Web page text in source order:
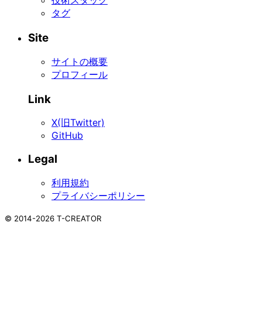
タグ
Site
サイトの概要
プロフィール
Link
X(旧Twitter)
GitHub
Legal
利用規約
プライバシーポリシー
© 2014-2026 T-CREATOR